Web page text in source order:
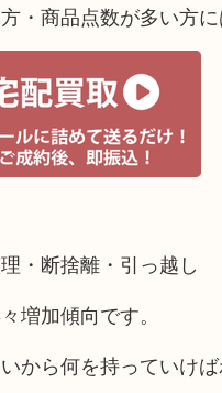
・商品点数が多い方に
・断捨離・引っ越し
増加傾向です。
から何を持っていけ